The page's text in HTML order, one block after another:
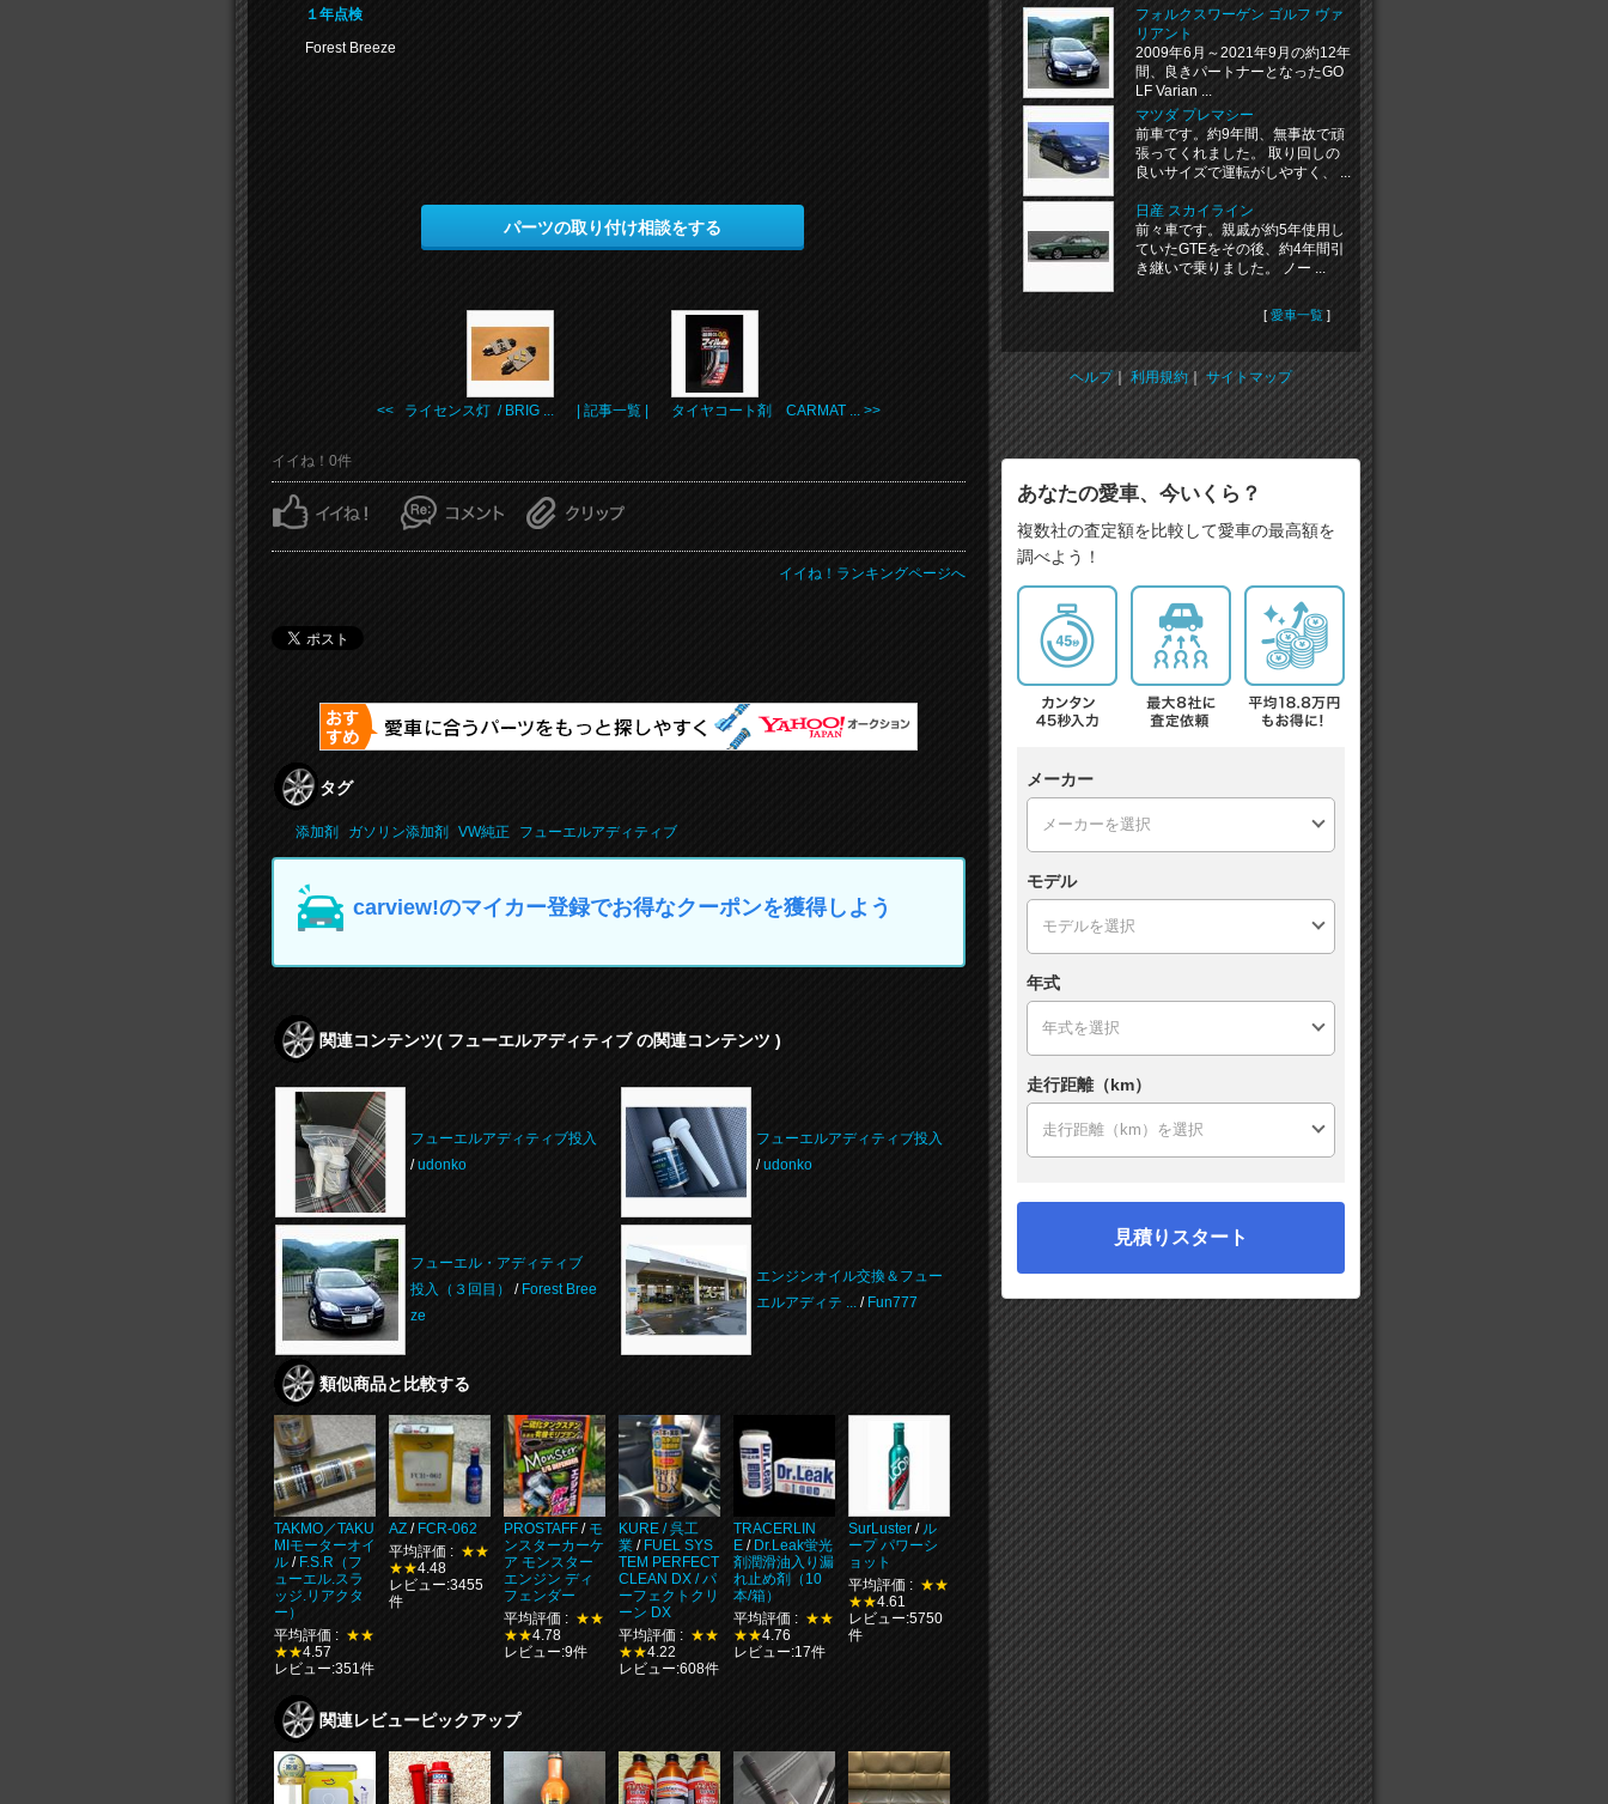
１年点検
Forest Breeze
パーツの取り付け相談をする
<< ライセンス灯 / BRIG ... | 記事一覧 | タイヤコート剤 CARMAT ... >>
イイね！0件
イイね！ランキングページへ
タグ
添加剤 ガソリン添加剤 VW純正 フューエルアディティブ
carview!のマイカー登録でお得なクーポンを獲得しよう
関連コンテンツ( フューエルアディティブ の関連コンテンツ )
フューエルアディティブ投入
/udonko
フューエルアディティブ投入
/udonko
フューエル・アディティブ
投入（３回目）
/ Forest Bree
ze
エンジンオイル交換＆フュー
エルアディテ ...
/ Fun777
類似商品と比較する
TAKMO／TAKU
MIモーターオイ
ル / F.S.R（フ
ューエル.スラ
ッジ.リアクタ
ー）
平均評価 : ★★
★★4.57
レビュー:351件
AZ / FCR-062
平均評価 : ★★
★★4.48
レビュー:3455
件
PROSTAFF / モ
ンスターカーケ
ア モンスター
エンジン ディ
フェンダー
平均評価 : ★★
★★4.78
レビュー:9件
KURE / 呉工
業 / FUEL SYS
TEM PERFECT
CLEAN DX / パ
ーフェクトクリ
ーン DX
平均評価 : ★★
★★4.22
レビュー:608件
TRACERLIN
E / Dr.Leak蛍光
剤潤滑油入り漏
れ止め剤（10
本/箱）
平均評価 : ★★
★★4.76
レビュー:17件
SurLuster / ル
ープ パワーシ
ョット
平均評価 : ★★
★★4.61
レビュー:5750
件
関連レビューピックアップ
フォルクスワーゲン ゴルフ ヴァ
リアント
2009年6月～2021年9月の約12年
間、良きパートナーとなったGO
LF Varian ...
マツダ プレマシー
前車です。約9年間、無事故で頑
張ってくれました。 取り回しの
良いサイズで運転がしやすく、 ...
日産 スカイライン
前々車です。親戚が約5年使用し
ていたGTEをその後、約4年間引
き継いで乗りました。 ノー ...
[ 愛車一覧 ]
ヘルプ｜利用規約｜サイトマップ
あなたの愛車、今いくら？
複数社の査定額を比較して愛車の最高額を
調べよう！
メーカー
モデル
年式
走行距離（km）
見積りスタート